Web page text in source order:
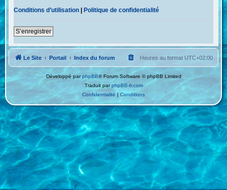
Conditions d’utilisation |Politique de confidentialité
S’enregistrer
Le Site Portail Index du forum Heures au format UTC+02:00
Développé parphpBB® Forum Software © phpBB Limited
Traduit parphpBB-fr.com
Confidentialité | Conditions